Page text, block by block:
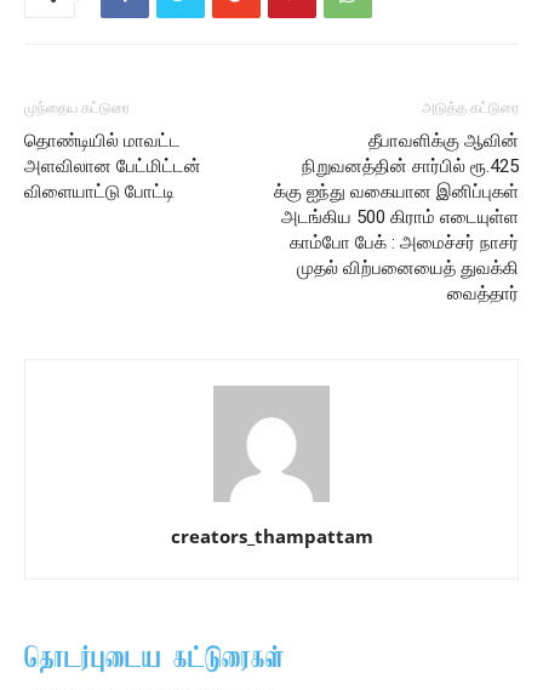
முந்தைய கட்டுரை
தொண்டியில் மாவட்ட
அளவிலான பேட்மிட்டன்
விளையாட்டு போட்டி
அடுத்த கட்டுரை
தீபாவளிக்கு ஆவின்
நிறுவனத்தின் சார்பில் ரூ.425
க்கு ஐந்து வகையான இனிப்புகள்
அடங்கிய 500 கிராம் எடையுள்ள
காம்போ பேக் : அமைச்சர் நாசர்
முதல் விற்பனையைத் துவக்கி
வைத்தார்
creators_thampattam
தொடர்புடைய கட்டுரைகள்